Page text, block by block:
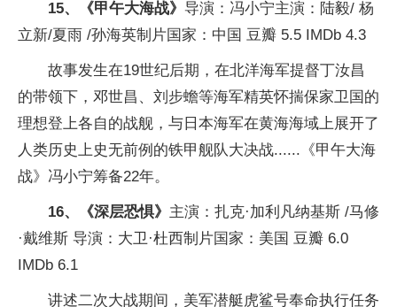
15、《甲午大海战》 导演：冯小宁主演：陆毅/ 杨
立新/夏雨 /孙海英制片国家：中国 豆瓣 5.5 IMDb 4.3
故事发生在19世纪后期，在北洋海军提督丁汝昌
的带领下，邓世昌、刘步蟾等海军精英怀揣保家卫国的
理想登上各自的战舰，与日本海军在黄海海域上展开了
人类历史上史无前例的铁甲舰队大决战......《甲午大海
战》冯小宁筹备22年。
16、《深层恐惧》 主演：扎克·加利凡纳基斯 /马修
·戴维斯 导演：大卫·杜西制片国家：美国 豆瓣 6.0
IMDb 6.1
讲述二次大战期间，美军潜艇虎鲨号奉命执行任务